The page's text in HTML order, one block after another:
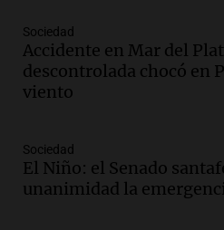
distraídos: ¿Qué pasa
cuando el padre mira
Educar entre todos
Episodios
edificios icónicos
Panorama Federal
Episodios
Sociedad
Accidente en Mar del
descontrolada chocó en
viento
Sociedad
El Niño: el Senado
unanimidad la